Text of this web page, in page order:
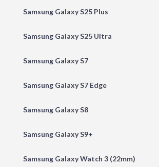
Samsung Galaxy S25 Plus
Samsung Galaxy S25 Ultra
Samsung Galaxy S7
Samsung Galaxy S7 Edge
Samsung Galaxy S8
Samsung Galaxy S9+
Samsung Galaxy Watch 3 (22mm)